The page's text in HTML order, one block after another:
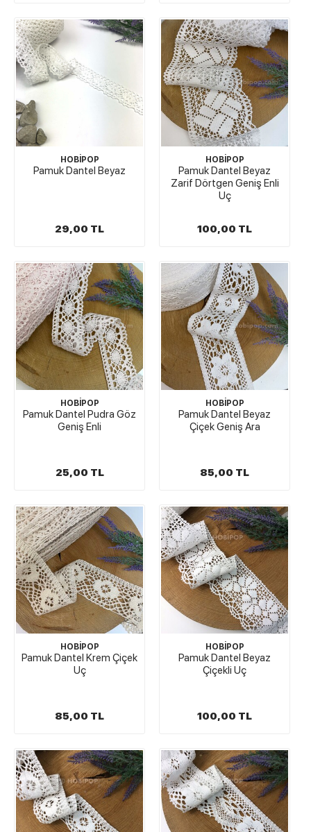
HOBİPOP
Pamuk Dantel Beyaz
29,00 TL
HOBİPOP
Pamuk Dantel Beyaz
Zarif Dörtgen Geniş Enli
Uç
100,00 TL
HOBİPOP
Pamuk Dantel Pudra Göz
Geniş Enli
25,00 TL
HOBİPOP
Pamuk Dantel Beyaz
Çiçek Geniş Ara
85,00 TL
HOBİPOP
Pamuk Dantel Krem Çiçek
Uç
85,00 TL
HOBİPOP
Pamuk Dantel Beyaz
Çiçekli Uç
100,00 TL